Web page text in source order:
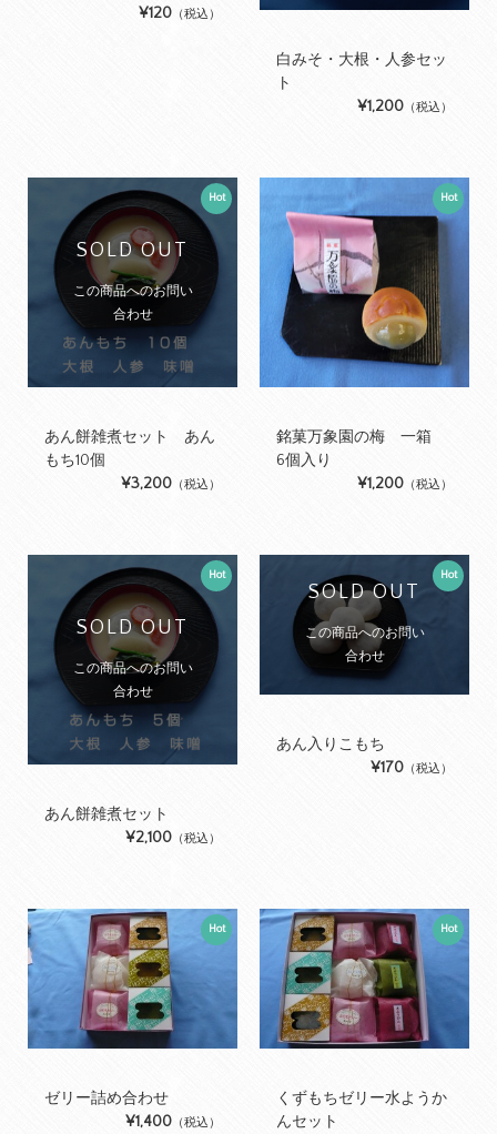
¥120 （税込）
白みそ・大根・人参セッ
ト
¥1,200 （税込）
SOLD OUT
この商品へのお問い
合わせ
Hot
あん餅雑煮セット あん
もち10個
¥3,200 （税込）
Hot
銘菓万象園の梅 一箱
6個入り
¥1,200 （税込）
SOLD OUT
この商品へのお問い
合わせ
Hot
あん餅雑煮セット
¥2,100 （税込）
SOLD OUT
この商品へのお問い
合わせ
Hot
あん入りこもち
¥170 （税込）
Hot
ゼリー詰め合わせ
¥1,400 （税込）
Hot
くずもちゼリー水ようか
んセット